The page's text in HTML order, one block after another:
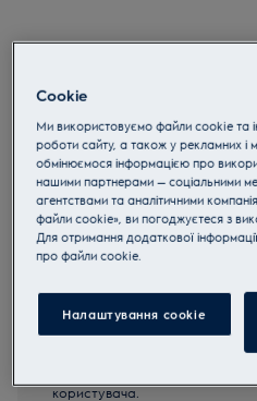
E9KLFPS2
Набір сковорідок
антипригарним
4 (3)
Інструкції з техніки безпеки
техніки безпеки відповідно
користувача.
Cookie
Ми використовуємо файли cookie та
роботи сайту, а також у рекламних і
обмінюємося інформацією про
нашими партнерами — соціальними
агентствами та аналітичними
файли cookie», ви погоджуєтеся з
Для отримання додаткової
прo файли cookie.
Налаштування cookie